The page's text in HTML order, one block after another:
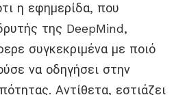
η εφημερίδα, που
της DeepMind,
συγκεκριμένα με ποιό
να οδηγήσει στην
Αντίθετα, εστιάζει